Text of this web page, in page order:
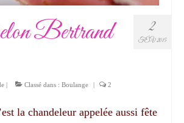
2
FÉV 2015
Bertrand
| Classé dans : Boulange | 2
la chandeleur appelée aussi fête